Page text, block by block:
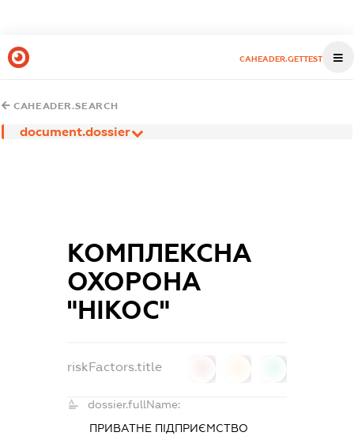
CAHEADER.GETTEST
CAHEADER.SEARCH
document.dossier
КОМПЛЕКСНА
ОХОРОНА
"НІКОС"
riskFactors.title
dossier.fullName:
ПРИВАТНЕ ПІДПРИЄМСТВО